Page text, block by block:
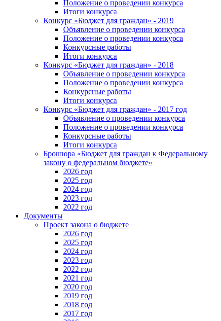
Положение о проведении конкурса
Итоги конкурса
Конкурс «Бюджет для граждан» - 2019
Объявление о проведении конкурса
Положение о проведении конкурса
Конкурсные работы
Итоги конкурса
Конкурс «Бюджет для граждан» - 2018
Объявление о проведении конкурса
Положение о проведении конкурса
Конкурсные работы
Итоги конкурса
Конкурс «Бюджет для граждан» - 2017 год
Объявление о проведении конкурса
Положение о проведении конкурса
Конкурсные работы
Итоги конкурса
Брошюра «Бюджет для граждан к Федеральному
закону о федеральном бюджете»
2026 год
2025 год
2024 год
2023 год
2022 год
Документы
Проект закона о бюджете
2026 год
2025 год
2024 год
2023 год
2022 год
2021 год
2020 год
2019 год
2018 год
2017 год